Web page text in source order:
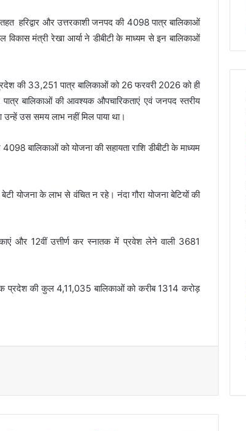
हरिद्वार और उत्तरकाशी जनपद की 4098 पात्र बालिकाओं
मंत्री रेखा आर्या ने डीबीटी के माध्यम से इन बालिकाओं
की 33,251 पात्र बालिकाओं को 26 फरवरी 2026 को ही
बालिकाओं की आवश्यक औपचारिकताएं एवं जनपद स्तरीय
उस समय लाभ नहीं मिल पाया था।
बालिकाओं को योजना की सहायता राशि डीबीटी के माध्यम
योजना के लाभ से वंचित न रहे। नंदा गौरा योजना बेटियों की
और 12वीं उत्तीर्ण कर स्नातक में प्रवेश लेने वाली 3681
प्रदेश की कुल 4,11,035 बालिकाओं को करीब 1314 करोड़